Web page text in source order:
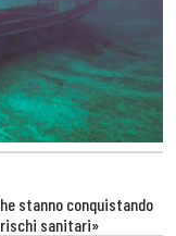
stanno conquistando
rischi sanitari»